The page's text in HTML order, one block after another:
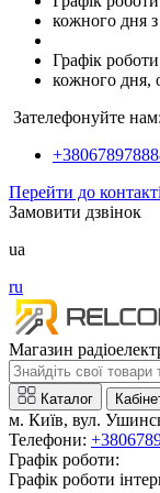
кожного дня
Графік
кожного дня,
Зателефонуйте нам:
Перейти до
Замовити дзвінок
ua
ru
Магазин
Каталог
м. Київ, вул.
Телефони:
Графік роботи:
Графік роботи